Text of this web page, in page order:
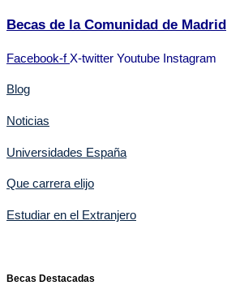
Becas de la Comunidad de Madrid
Facebook-f X-twitter Youtube Instagram
Blog
Noticias
Universidades España
Que carrera elijo
Estudiar en el Extranjero
Becas Destacadas